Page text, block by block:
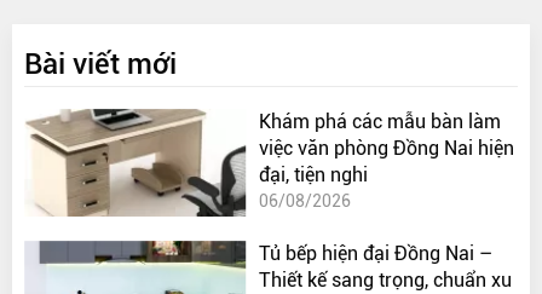
Bài viết mới
Khám phá các mẫu bàn làm
việc văn phòng Đồng Nai hiện
đại, tiện nghi
06/08/2026
Tủ bếp hiện đại Đồng Nai –
Thiết kế sang trọng, chuẩn xu